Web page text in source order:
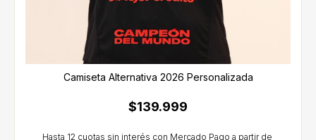
Camiseta Alternativa 2026 Personalizada
$139.999